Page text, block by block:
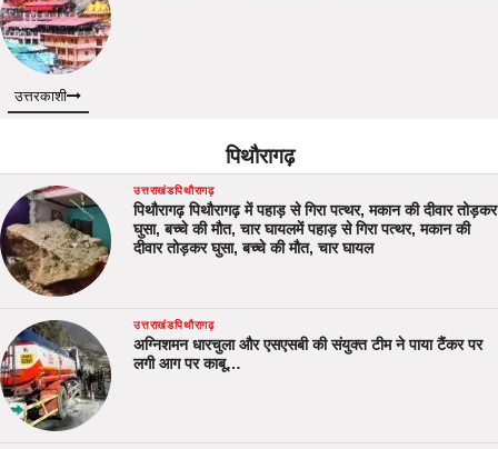
उत्तरकाशी
पिथौरागढ़
उत्तराखंडपिथौरागढ़
पिथौरागढ़ पिथौरागढ़ में पहाड़ से गिरा पत्थर, मकान की दीवार तोड़कर
घुसा, बच्चे की मौत, चार घायलमें पहाड़ से गिरा पत्थर, मकान की
दीवार तोड़कर घुसा, बच्चे की मौत, चार घायल
उत्तराखंडपिथौरागढ़
अग्निशमन धारचुला और एसएसबी की संयुक्त टीम ने पाया टैंकर पर
लगी आग पर काबू…